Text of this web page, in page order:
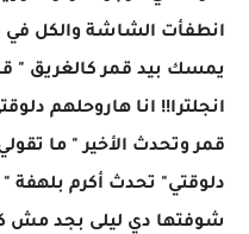
انطفأت الشاشة والكل في
يمسك بيد قمر كالغريق "
انجلترا!! انا هاروحلهم
قمر وتحدث الأخير " ما
دلوقتي" تحدث أكرم بلهفة
شوفتها دي ليلى بجد مش